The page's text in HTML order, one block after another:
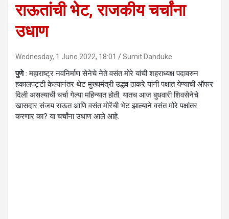
राऊतांची भेट, राजकीय चर्चांना
उधाण
Wednesday, 1 June 2022, 18:01 Sumit Danduke
पुणे: महाराष्ट्र नवनिर्माण सेनेचे नेते वसंत मोरे यांची शहराध्यक्ष पदावरुन
हकालपट्टी केल्यानंतर थेट मुख्यमंत्री उद्धव ठाकरे यांनी पक्षात येण्याची ऑफर
दिली असल्याची चर्चा गेल्या महिन्यात होती. यातच आज बुधवारी शिवसेनेचे
खासदार संजय राऊत आणि वसंत मोरेंची भेट झाल्याने वसंत मोरे पक्षांतर
करणार का? या चर्चांना उधाण आले आहे.